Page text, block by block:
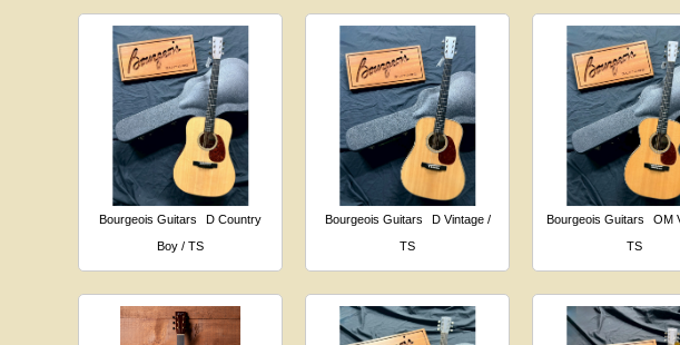
Bourgeois Guitars
D Country
Boy / TS
Bourgeois Guitars
D Vintage /
TS
Bourgeois Guitars
OM
TS